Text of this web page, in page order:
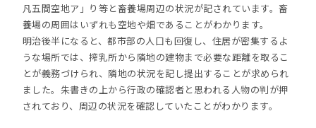
凡五間空地ア」り等と畜養場周辺の状況が記されています。畜
養場の周囲はいずれも空地や畑であることがわかります。
明治後半になると、都市部の人口も回復し、住居が密集するよ
うな場所では、搾乳所から隣地の建物まで必要な距離を取るこ
とが義務づけられ、隣地の状況を記し提出することが求められ
ました。朱書きの上から行政の確認者と思われる人物の判が押
されており、周辺の状況を確認していたことがわかります。